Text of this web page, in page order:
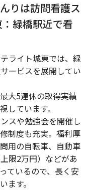
りは訪問看護ス
緑橋駅近で看
ライト城東では、緑
ービスを展開してい
大5連休の取得実績
しています。
スや勉強会を開催し
制度も充実。福利厚
用の自転車、自動車
限2万円）などがあ
ているので、長く安
ます。